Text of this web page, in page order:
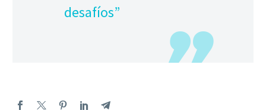
desafíos”